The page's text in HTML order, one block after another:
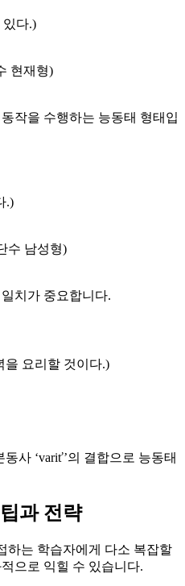
있다.)
현재형)
작을 수행하는 능동태 형태입
.)
수 남성형)
치가 중요합니다.
을 요리할 것이다.)
동사 ‘variť’의 결합으로 능동태
과 전략
하는 학습자에게 다소 복잡할
으로 익힐 수 있습니다.